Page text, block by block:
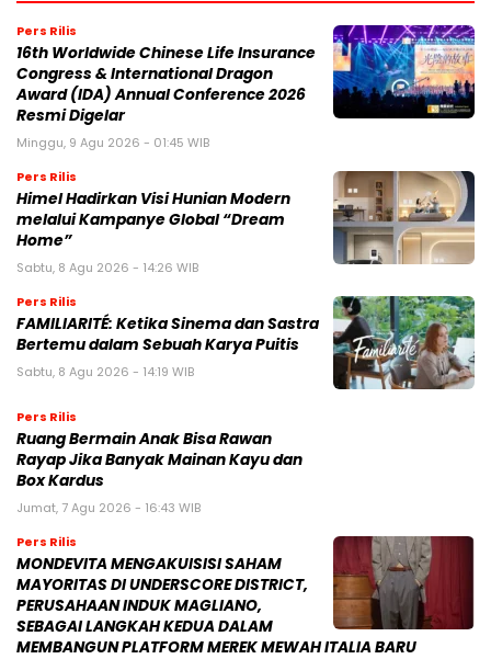
Pers Rilis
16th Worldwide Chinese Life Insurance
Congress & International Dragon
Award (IDA) Annual Conference 2026
Resmi Digelar
Minggu, 9 Agu 2026 - 01:45 WIB
Pers Rilis
Himel Hadirkan Visi Hunian Modern
melalui Kampanye Global “Dream
Home”
Sabtu, 8 Agu 2026 - 14:26 WIB
Pers Rilis
FAMILIARITÉ: Ketika Sinema dan Sastra
Bertemu dalam Sebuah Karya Puitis
Sabtu, 8 Agu 2026 - 14:19 WIB
Pers Rilis
Ruang Bermain Anak Bisa Rawan
Rayap Jika Banyak Mainan Kayu dan
Box Kardus
Jumat, 7 Agu 2026 - 16:43 WIB
Pers Rilis
MONDEVITA MENGAKUISISI SAHAM
MAYORITAS DI UNDERSCORE DISTRICT,
PERUSAHAAN INDUK MAGLIANO,
SEBAGAI LANGKAH KEDUA DALAM
MEMBANGUN PLATFORM MEREK MEWAH ITALIA BARU